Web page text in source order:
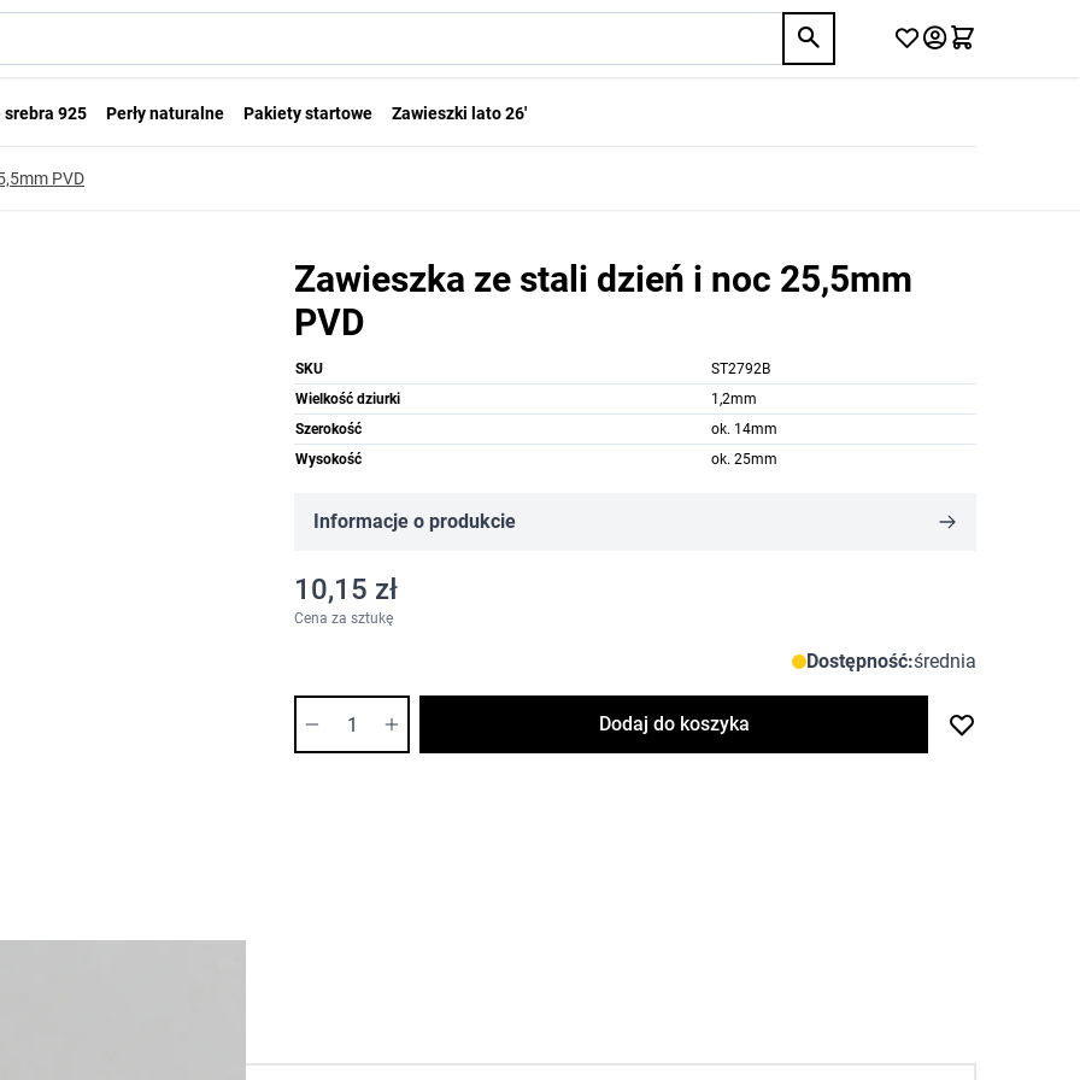
srebra 925 Perły naturalne Pakiety startowe Zawieszki lato 26'
PVD
Zawieszka ze stali dzień i noc 25,5mm
PVD
SKU
ST2792B
Wielkość dziurki
1,2mm
Szerokość
ok. 14mm
Wysokość
ok. 25mm
Informacje o produkcie
10,15 zł
Cena za sztukę
Dostępność:średnia
Dodaj do koszyka